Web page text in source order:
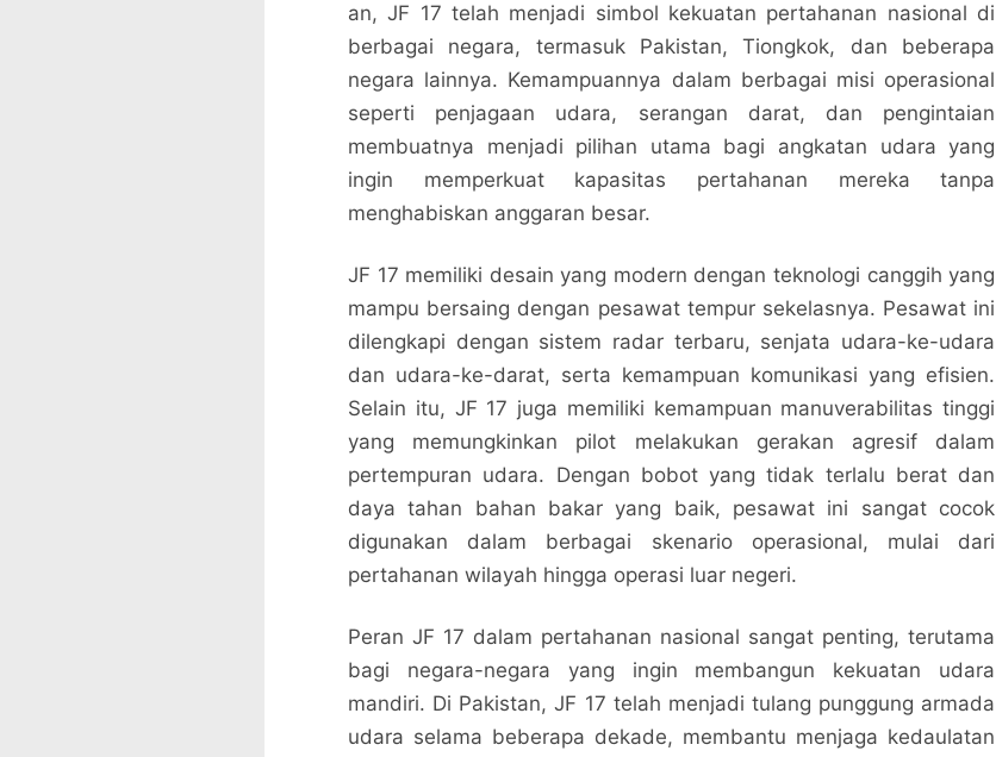
Pesawat Tempur JF 17: Kemampuan dan Peran
dalam Pertahanan Nasional
Bagikan ke media lain
an, JF 17 telah menjadi simbol kekuatan pertahanan nasional di
berbagai negara, termasuk Pakistan, Tiongkok, dan beberapa
negara lainnya. Kemampuannya dalam berbagai misi operasional
seperti penjagaan udara, serangan darat, dan pengintaian
membuatnya menjadi pilihan utama bagi angkatan udara yang
ingin memperkuat kapasitas pertahanan mereka tanpa
menghabiskan anggaran besar.
JF 17 memiliki desain yang modern dengan teknologi canggih yang
mampu bersaing dengan pesawat tempur sekelasnya. Pesawat ini
dilengkapi dengan sistem radar terbaru, senjata udara-ke-udara
dan udara-ke-darat, serta kemampuan komunikasi yang efisien.
Selain itu, JF 17 juga memiliki kemampuan manuverabilitas tinggi
yang memungkinkan pilot melakukan gerakan agresif dalam
pertempuran udara. Dengan bobot yang tidak terlalu berat dan
daya tahan bahan bakar yang baik, pesawat ini sangat cocok
digunakan dalam berbagai skenario operasional, mulai dari
pertahanan wilayah hingga operasi luar negeri.
Peran JF 17 dalam pertahanan nasional sangat penting, terutama
bagi negara-negara yang ingin membangun kekuatan udara
mandiri. Di Pakistan, JF 17 telah menjadi tulang punggung armada
udara selama beberapa dekade, membantu menjaga kedaulatan
Pesawat Tempur JF 17: Kemampuan dan Peran
dalam Pertahanan Nasional
Bagikan ke media lain